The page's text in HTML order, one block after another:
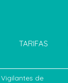
TARIFAS
Vigilantes de